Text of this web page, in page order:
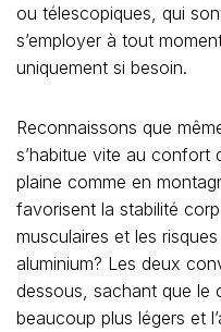
ou télescopiques, qui
s’employer à tout
uniquement si besoin.
Reconnaissons que
s’habitue vite au confort
plaine comme en
favorisent la stabilité
musculaires et les
aluminium? Les deux
dessous, sachant que le
beaucoup plus légers et